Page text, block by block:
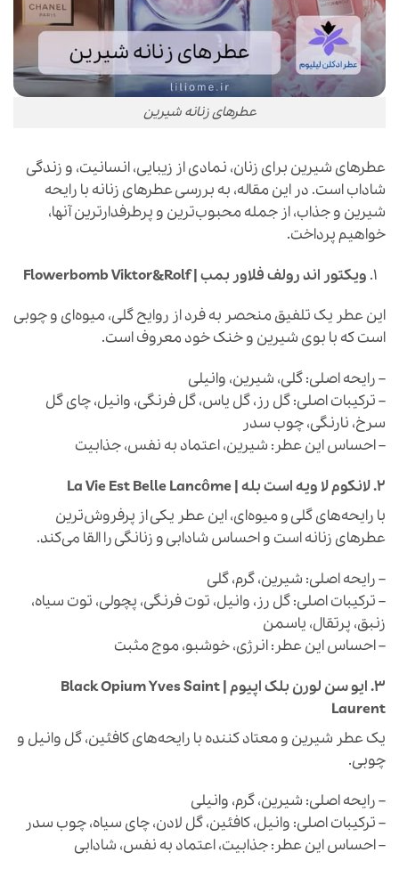
عطرهای زنانه شیرین
عطرهای شیرین برای زنان، نمادی از زیبایی، انسانیت، و زندگی
شاداب است. در این مقاله، به بررسی عطرهای زنانه با رایحه
شیرین و جذاب، از جمله محبوب‌ترین و پرطرفدارترین آنها،
خواهیم پرداخت.
ویکتور اند رولف فلاور بمب | Flowerbomb Viktor&Rolf
این عطر یک تلفیق منحصر به فرد از روایح گلی، میوه‌ای و چوبی
است که با بوی شیرین و خنک خود معروف است.
– رایحه اصلی: گلی، شیرین، وانیلی
– ترکیبات اصلی: گل رز، گل یاس، گل فرنگی، وانیل، چای گل
سرخ، نارنگی، چوب سدر
– احساس این عطر: شیرین، اعتماد به نفس، جذابیت
2. لانکوم لا ویه است بله | La Vie Est Belle Lancôme
با رایحه‌های گلی و میوه‌ای، این عطر یکی از پرفروش‌ترین
عطرهای زنانه است و احساس شادابی و زنانگی را القا می‌کند.
– رایحه اصلی: شیرین، گرم، گلی
– ترکیبات اصلی: گل رز، وانیل، توت فرنگی، پچولی، توت سیاه،
زنبق، پرتقال، یاسمن
– احساس این عطر: انرژی، خوشبو، موج مثبت
3.
ایو سن لورن بلک اپیوم | Black Opium Yves Saint
Laurent
یک عطر شیرین و معتاد کننده با رایحه‌های کافئین، گل وانیل و
چوبی.
– رایحه اصلی: شیرین، گرم، وانیلی
– ترکیبات اصلی: وانیل، کافئین، گل لادن، چای سیاه، چوب سدر
– احساس این عطر: جذابیت، اعتماد به نفس، شادابی